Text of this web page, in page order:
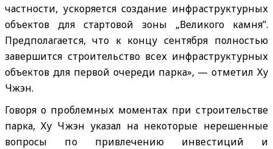
частности, ускоряется создание инфраструктурных
объектов для стартовой зоны „Великого камня”.
Предполагается, что к концу сентября полностью
завершится строительство всех инфраструктурных
объектов для первой очереди парка», — отметил Ху
Чжэн.
Говоря о проблемных моментах при строительстве
парка, Ху Чжэн указал на некоторые нерешенные
вопросы по привлечению инвестиций и